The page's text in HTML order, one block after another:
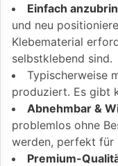
Einfach
und neu
Klebematerial
selbstklebend sind.
Typischerweise
produziert. Es gibt
Abnehmbar &
problemlos ohne
werden, perfekt für
Premium-